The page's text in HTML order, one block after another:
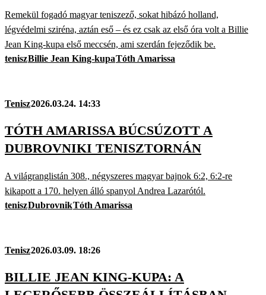
Remekül fogadó magyar teniszező, sokat hibázó holland,
légvédelmi sziréna, aztán eső – és ez csak az első óra volt a Billie
Jean King-kupa első meccsén, ami szerdán fejeződik be.
teniszBillie Jean King-kupaTóth Amarissa
Tenisz2026.03.24. 14:33
TÓTH AMARISSA BÚCSÚZOTT A
DUBROVNIKI TENISZTORNÁN
A világranglistán 308., négyszeres magyar bajnok 6:2, 6:2-re
kikapott a 170. helyen álló spanyol Andrea Lazarótól.
teniszDubrovnikTóth Amarissa
Tenisz2026.03.09. 18:26
BILLIE JEAN KING-KUPA: A